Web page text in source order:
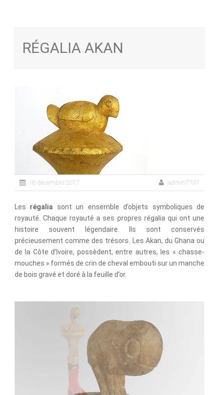
RÉGALIA AKAN
18 décembre 2017 admin7737
Les régalia sont un ensemble d’objets symboliques de
royauté. Chaque royauté a ses propres régalia qui ont une
histoire souvent légendaire. Ils sont conservés
précieusement comme des trésors. Les Akan, du Ghana ou
de la Côte d’Ivoire, possèdent, entre autres, les « chasse-
mouches » formés de crin de cheval embouti sur un manche
de bois gravé et doré à la feuille d’or.